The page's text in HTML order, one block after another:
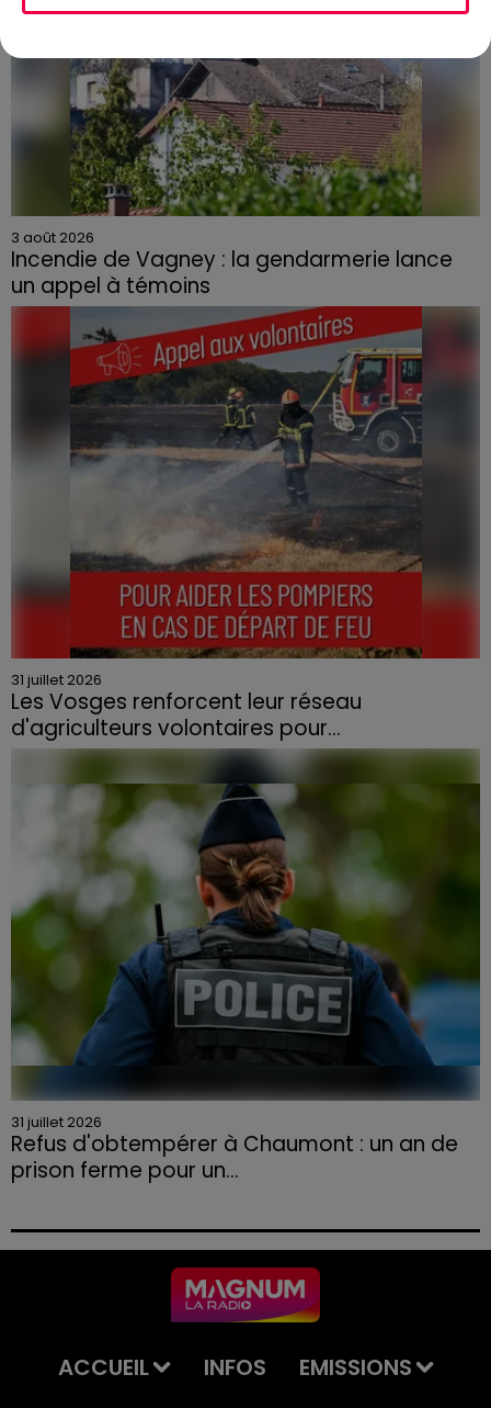
3 août 2026
Incendie de Vagney : la gendarmerie lance
un appel à témoins
Le feu, parti d'une haie avant de se propager au
quartier résidentiel, avait détruit deux habitations et
contraint à l'évacuation d'une centaine de personnes.
31 juillet 2026
Les Vosges renforcent leur réseau
d'agriculteurs volontaires pour...
Face à la sécheresse et aux risques de départs de feu,
la Chambre d'agriculture des Vosges a lancé un appel
aux agriculteurs volontaires pour venir en aide...
31 juillet 2026
Refus d'obtempérer à Chaumont : un an de
prison ferme pour un...
permis et la confiscation de son véhicule.
ACCUEIL INFOS
EMISSIONS